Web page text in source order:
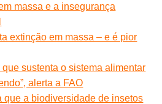
massa e a insegurança
extinção em massa – e é pior
sustenta o sistema alimentar
alerta a FAO
que a biodiversidade de insetos